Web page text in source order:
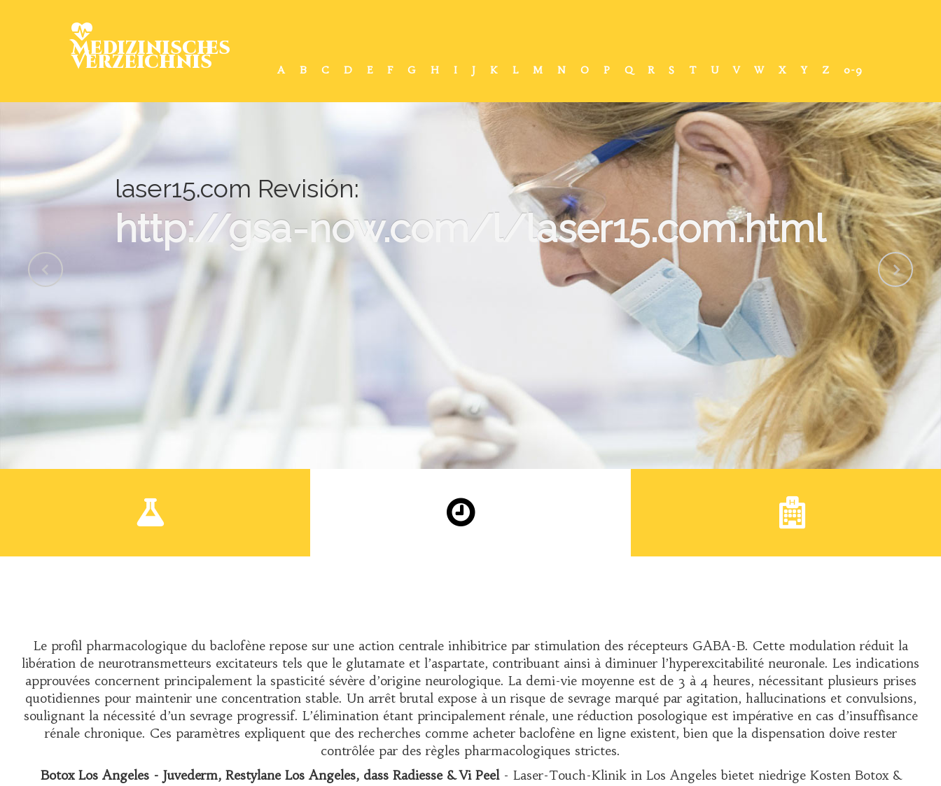
Medizinisches
Verzeichnis A B C D E F G H I J K L M N O P Q R S T U V W X Y Z 0-9
laser15.com Revisión:
http://gsa-now.com/l/laser15.com.html
Le profil pharmacologique du baclofène repose sur une action centrale inhibitrice par stimulation des récepteurs GABA-B. Cette modulation réduit la
libération de neurotransmetteurs excitateurs tels que le glutamate et l’aspartate, contribuant ainsi à diminuer l’hyperexcitabilité neuronale. Les indications
approuvées concernent principalement la spasticité sévère d’origine neurologique. La demi-vie moyenne est de 3 à 4 heures, nécessitant plusieurs prises
quotidiennes pour maintenir une concentration stable. Un arrêt brutal expose à un risque de sevrage marqué par agitation, hallucinations et convulsions,
soulignant la nécessité d’un sevrage progressif. L’élimination étant principalement rénale, une réduction posologique est impérative en cas d’insuffisance
rénale chronique. Ces paramètres expliquent que des recherches comme acheter baclofène en ligneexistent, bien que la dispensation doive rester
contrôlée par des règles pharmacologiques strictes.
Botox Los Angeles - Juvederm, Restylane Los Angeles, dass Radiesse & Vi Peel- Laser-Touch-Klinik in Los Angeles bietet niedrige Kosten Botox &